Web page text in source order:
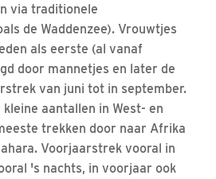
via traditionele
de Waddenzee). Vrouwtjes
als eerste (al vanaf
door mannetjes en later de
van juni tot in september.
aantallen in West- en
trekken door naar Afrika
Voorjaarstrek vooral in
's nachts, in voorjaar ook